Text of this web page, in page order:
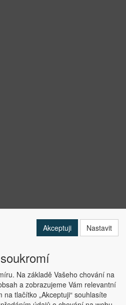
Software a.s. 2019
Akceptuji Nastavit
Na základě Vašeho chování na
a zobrazujeme Vám relevantní
tlačítko „Akceptuji“ souhlasíte